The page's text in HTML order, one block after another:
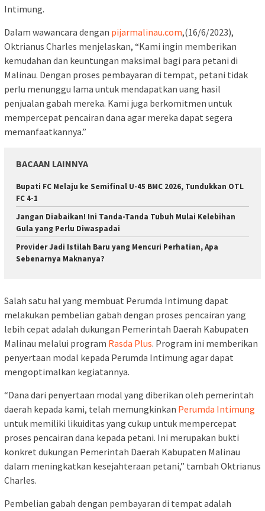
Intimung.
Dalam wawancara dengan pijarmalinau.com,(16/6/2023),
Oktrianus Charles menjelaskan, “Kami ingin memberikan
kemudahan dan keuntungan maksimal bagi para petani di
Malinau. Dengan proses pembayaran di tempat, petani tidak
perlu menunggu lama untuk mendapatkan uang hasil
penjualan gabah mereka. Kami juga berkomitmen untuk
mempercepat pencairan dana agar mereka dapat segera
memanfaatkannya.”
BACAAN LAINNYA
Bupati FC Melaju ke Semifinal U-45 BMC 2026, Tundukkan OTL
FC 4-1
Jangan Diabaikan! Ini Tanda-Tanda Tubuh Mulai Kelebihan
Gula yang Perlu Diwaspadai
Provider Jadi Istilah Baru yang Mencuri Perhatian, Apa
Sebenarnya Maknanya?
Salah satu hal yang membuat Perumda Intimung dapat
melakukan pembelian gabah dengan proses pencairan yang
lebih cepat adalah dukungan Pemerintah Daerah Kabupaten
Malinau melalui program Rasda Plus. Program ini memberikan
penyertaan modal kepada Perumda Intimung agar dapat
mengoptimalkan kegiatannya.
“Dana dari penyertaan modal yang diberikan oleh pemerintah
daerah kepada kami, telah memungkinkan Perumda Intimung
untuk memiliki likuiditas yang cukup untuk mempercepat
proses pencairan dana kepada petani. Ini merupakan bukti
konkret dukungan Pemerintah Daerah Kabupaten Malinau
dalam meningkatkan kesejahteraan petani,” tambah Oktrianus
Charles.
Pembelian gabah dengan pembayaran di tempat adalah